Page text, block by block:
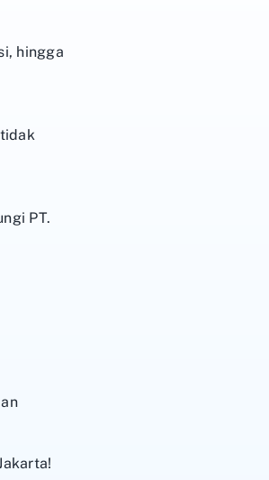
hingga
PT.